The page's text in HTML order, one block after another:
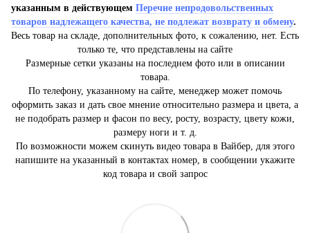
указанным в действующем Перечне непродовольственных
товаров надлежащего качества, не подлежат возврату и обмену.
Весь товар на складе, дополнительных фото, к сожалению, нет. Есть
только те, что представлены на сайте
Размерные сетки указаны на последнем фото или в описании
товара.
По телефону, указанному на сайте, менеджер может помочь
оформить заказ и дать свое мнение относительно размера и цвета, а
не подобрать размер и фасон по весу, росту, возрасту, цвету кожи,
размеру ноги и т. д.
По возможности можем скинуть видео товара в Вайбер, для этого
напишите на указанный в контактах номер, в сообщении укажите
код товара и свой запрос